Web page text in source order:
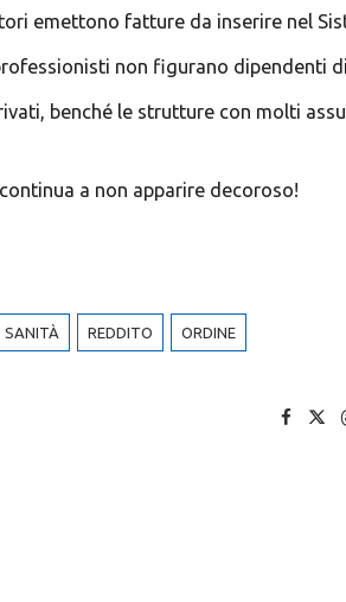
emettono fatture da inserire nel
non figurano dipendenti
benché le strutture con molti
a non apparire decoroso!
SANITÀ REDDITO ORDINE